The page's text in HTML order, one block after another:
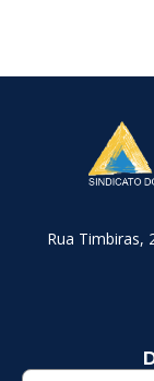
Rua Timbiras,